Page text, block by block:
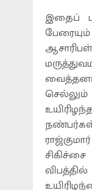
இதைப்
செல்லும்